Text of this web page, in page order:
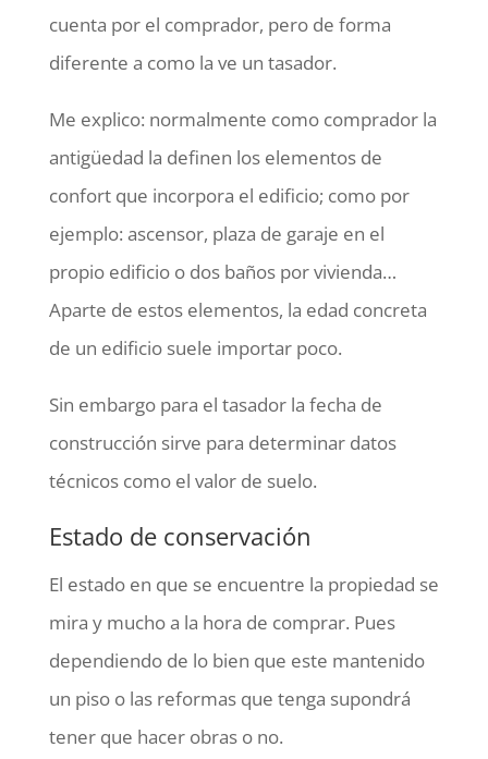
cuenta por el comprador, pero de forma
diferente a como la ve un tasador.
Me explico: normalmente como comprador la
antigüedad la definen los elementos de
confort que incorpora el edificio; como por
ejemplo: ascensor, plaza de garaje en el
propio edificio o dos baños por vivienda…
Aparte de estos elementos, la edad concreta
de un edificio suele importar poco.
Sin embargo para el tasador la fecha de
construcción sirve para determinar datos
técnicos como el valor de suelo.
Estado de conservación
El estado en que se encuentre la propiedad se
mira y mucho a la hora de comprar. Pues
dependiendo de lo bien que este mantenido
un piso o las reformas que tenga supondrá
tener que hacer obras o no.